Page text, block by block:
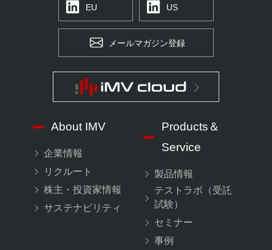
EU US
メールマガジン登録
About IMV
企業情報
リクルート
株主・投資家情報
サステナビリティ
Products＆
Service
製品情報
テストラボ（受託
試験）
セミナー
事例